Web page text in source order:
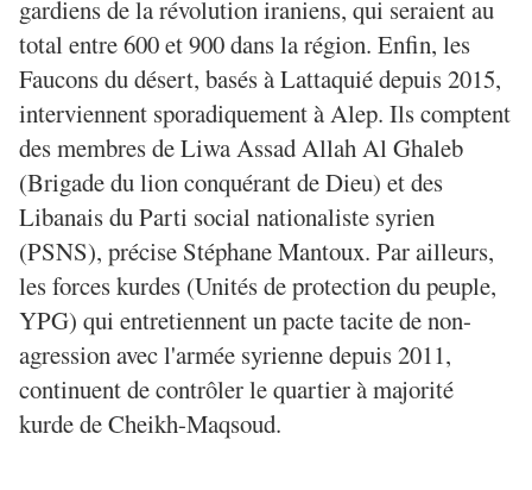
gardiens de la révolution iraniens, qui seraient au
total entre 600 et 900 dans la région. Enfin, les
Faucons du désert, basés à Lattaquié depuis 2015,
interviennent sporadiquement à Alep. Ils comptent
des membres de Liwa Assad Allah Al Ghaleb
(Brigade du lion conquérant de Dieu) et des
Libanais du Parti social nationaliste syrien
(PSNS), précise Stéphane Mantoux. Par ailleurs,
les forces kurdes (Unités de protection du peuple,
YPG) qui entretiennent un pacte tacite de non-
agression avec l'armée syrienne depuis 2011,
continuent de contrôler le quartier à majorité
kurde de Cheikh-Maqsoud.